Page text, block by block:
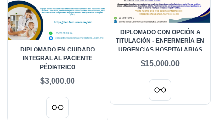
DIPLOMADO CON OPCIÓN A
TITULACIÓN - ENFERMERÍA EN
URGENCIAS HOSPITALARIAS
$15,000.00
DIPLOMADO EN CUIDADO
INTEGRAL AL PACIENTE
PÉDIATRICO
$3,000.00